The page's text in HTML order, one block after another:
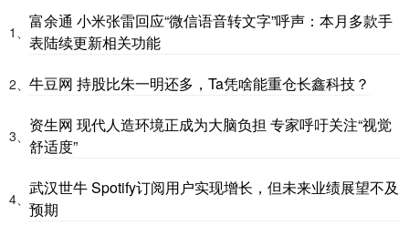
1、
富余通 小米张雷回应“微信语音转文字”呼声：本月多款手
表陆续更新相关功能
2、 牛豆网 持股比朱一明还多，Ta凭啥能重仓长鑫科技？
3、
资生网 现代人造环境正成为大脑负担 专家呼吁关注“视觉
舒适度”
4、
武汉世牛 Spotify订阅用户实现增长，但未来业绩展望不及
预期